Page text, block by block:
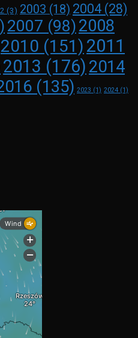
(3) 2003 (18) 2004 (28)
2007 (98) 2008
2010 (151) 2011
2013 (176) 2014
(135) 2023 (1) 2024 (1)